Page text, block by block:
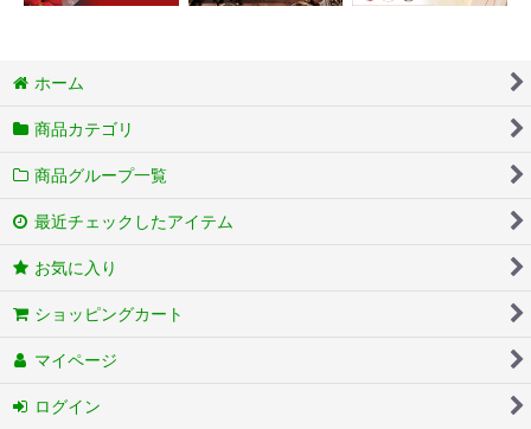
ホーム
商品カテゴリ
商品グループ一覧
最近チェックしたアイテム
お気に入り
ショッピングカート
マイページ
ログイン